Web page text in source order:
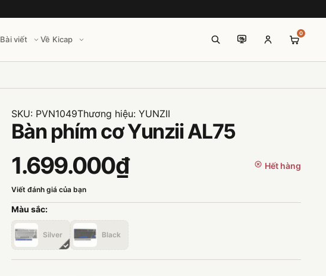
Bài viết Về Kicap
0
Bàn phím cơ Yunzii AL75
SKU: PVN1049Thương hiệu:YUNZII
1.699.000₫ Hết hàng
Viết đánh giá của bạn
Màu sắc:
Silver Black